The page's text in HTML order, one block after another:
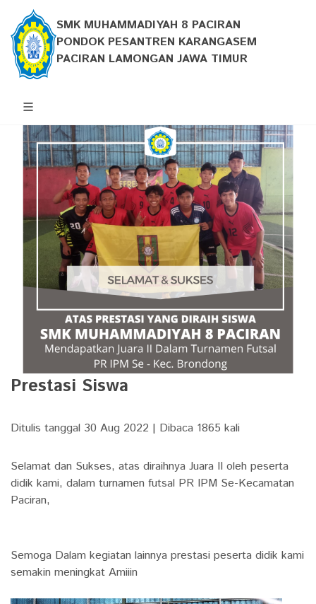
SMK MUHAMMADIYAH 8 PACIRAN
PONDOK PESANTREN KARANGASEM
PACIRAN LAMONGAN JAWA TIMUR
Prestasi Siswa
Ditulis tanggal 30 Aug 2022 | Dibaca 1865 kali
Selamat dan Sukses, atas diraihnya Juara II oleh peserta
didik kami, dalam turnamen futsal PR IPM Se-Kecamatan
Paciran,
Semoga Dalam kegiatan lainnya prestasi peserta didik kami
semakin meningkat Amiiin